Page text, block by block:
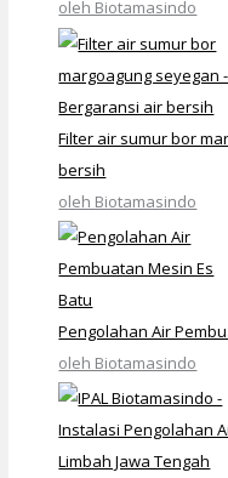
oleh Biotamasindo
Filter air sumur bor
bersih
oleh Biotamasindo
Pengolahan Air
oleh Biotamasindo